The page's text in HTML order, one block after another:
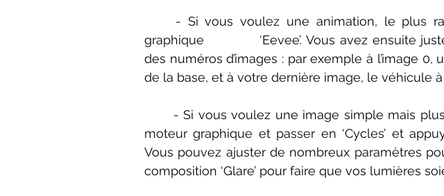
graphique 		‘Eevee’. Vous avez ensuite juste à déplacer vos objets en fonction
des numéros d’images : par exemple à l’image 0,
de la base, et à votre dernière image, le véhicule à
moteur graphique et passer en ‘Cycles’ et
Vous pouvez ajuster de nombreux paramètres
composition ‘Glare’ pour faire que vos lumières